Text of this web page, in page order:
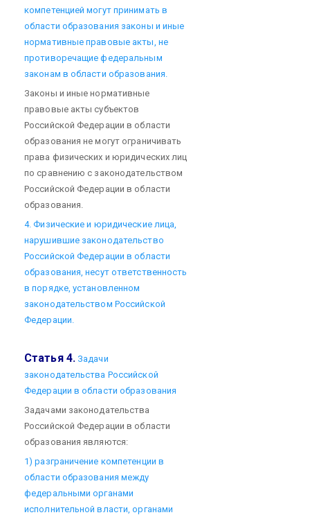
компетенцией могут принимать в
области образования законы и иные
нормативные правовые акты, не
противоречащие федеральным
законам в области образования.
Законы и иные нормативные
правовые акты субъектов
Российской Федерации в области
образования не могут ограничивать
права физических и юридических лиц
по сравнению с законодательством
Российской Федерации в области
образования.
4. Физические и юридические лица,
нарушившие законодательство
Российской Федерации в области
образования, несут ответственность
в порядке, установленном
законодательством Российской
Федерации.
Статья 4. Задачи
законодательства Российской
Федерации в области образования
Задачами законодательства
Российской Федерации в области
образования являются:
1) разграничение компетенции в
области образования между
федеральными органами
исполнительной власти, органами